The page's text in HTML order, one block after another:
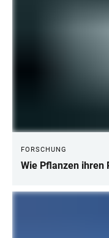
FORSCHUNG
Wie Pflanzen ihren